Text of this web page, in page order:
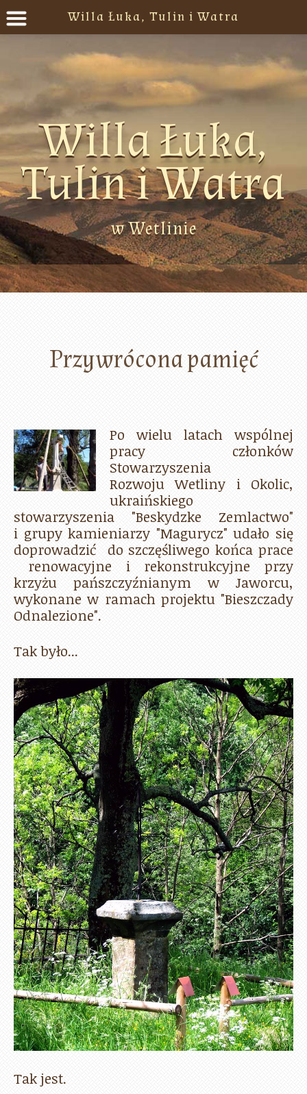
Willa Łuka,
Tulin i Watra
w Wetlinie
Przywrócona pamięć
Po wielu latach wspólnej
pracy członków
Stowarzyszenia
Rozwoju Wetliny i Okolic,
ukraińskiego
stowarzyszenia "Beskydzke Zemlactwo"
i grupy kamieniarzy "Magurycz" udało się
doprowadzić do szczęśliwego końca prace
renowacyjne i rekonstrukcyjne przy
krzyżu pańszczyźnianym w Jaworcu,
wykonane w ramach projektu "Bieszczady
Odnalezione".
Tak było...
Tak jest.
Willa Łuka, Tulin i Watra